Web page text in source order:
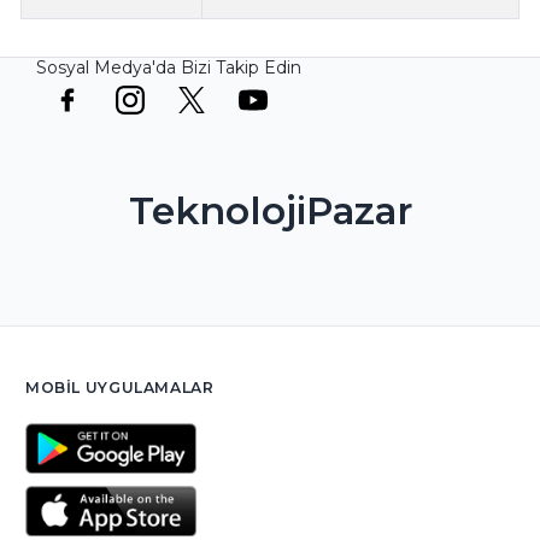
Sosyal Medya'da Bizi Takip Edin
TeknolojiPazar
MOBIL UYGULAMALAR